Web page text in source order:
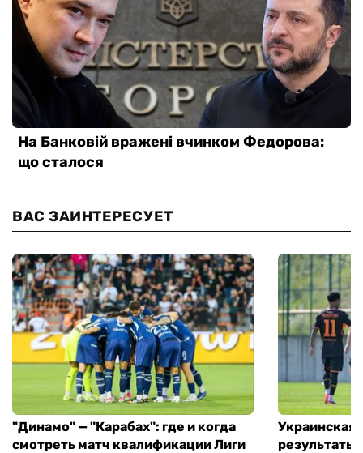
ВАС ЗАИНТЕРЕСУЕТ
"Динамо" — "Карабах": где и когда
смотреть матч квалификации Лиги
Украинская
результаты